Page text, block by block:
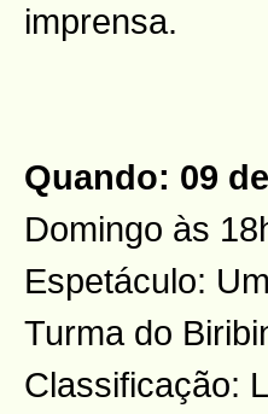
imprensa.
Quando: 09
Domingo às
Espetáculo:
Turma do
Classificação: